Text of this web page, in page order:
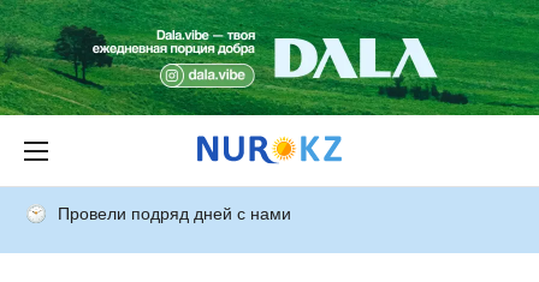
Провели подряд дней с нами